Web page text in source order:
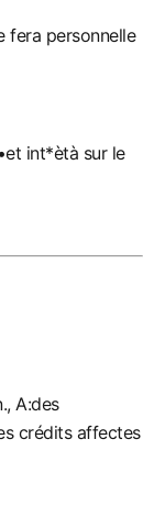
fera personnelle
int*ètà sur le
A:des
crédits affectes